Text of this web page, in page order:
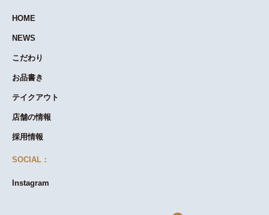
HOME
NEWS
こだわり
お品書き
テイクアウト
店舗の情報
採用情報
SOCIAL：
Instagram